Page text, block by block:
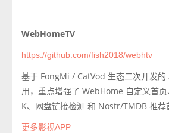
WebHomeTV
https://github.com/fish2018/webhtv
基于 FongMi / CatVod 生态二次开发
用，重点增强了 WebHome 自定义首
K、网盘链接检测 和 Nostr/TMDB 推荐
更多影视APP